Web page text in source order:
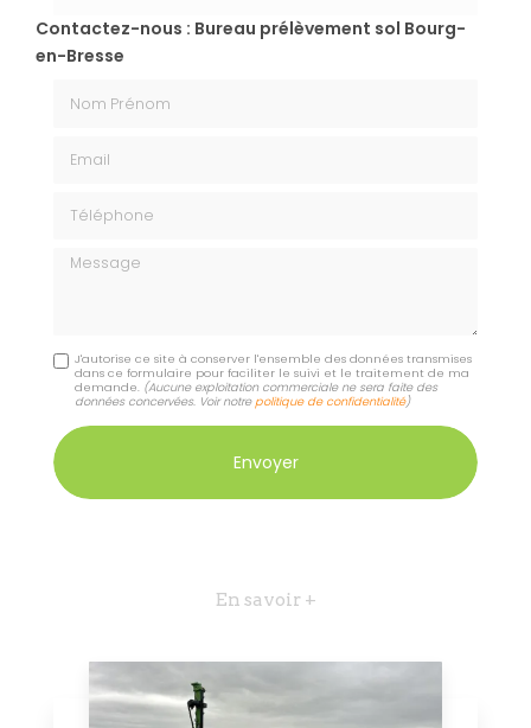
Contactez-nous : Bureau prélèvement sol Bourg-
en-Bresse
Nom Prénom
Téléphone
Message
J'autorise ce site à conserver l'ensemble des données transmises
dans ce formulaire pour faciliter le suivi et le traitement de ma
demande. (Aucune exploitation commerciale ne sera faite des
données concervées. Voir notrepolitique de confidentialité)
En savoir +